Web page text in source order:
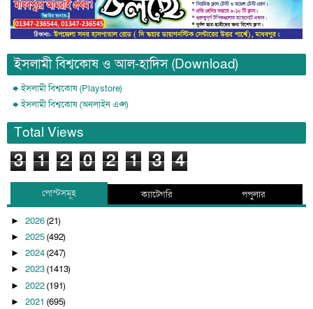
ইসলামী বিশ্বকোষ ও আল-হাদিস (Download)
ইসলামী বিশ্বকোষ (Playstore)
ইসলামী বিশ্বকোষ (অনলাইন এপ্স)
Total Views
3 1 2 0 2 1 3 4
পোস্টসমূহ ক্যাটেগরি পপুলার
► 2026(21)
► 2025(492)
► 2024(247)
► 2023(1413)
► 2022(191)
► 2021 (695)